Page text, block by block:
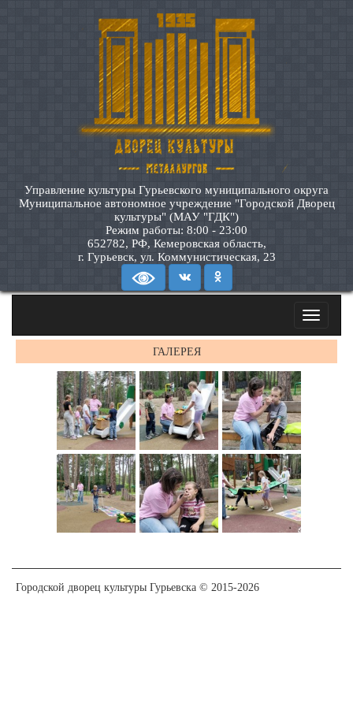
Управление культуры Гурьевского муниципального округа
Муниципальное автономное учреждение "Городской Дворец
культуры" (МАУ "ГДК")
Режим работы: 8:00 - 23:00
652782, РФ, Кемеровская область,
г. Гурьевск, ул. Коммунистическая, 23
Toggle
ГАЛЕРЕЯ
Городской дворец культуры Гурьевска © 2015-2026